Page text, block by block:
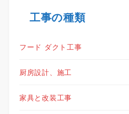
工事の種類
フード ダクト工事
厨房設計、施工
家具と改装工事